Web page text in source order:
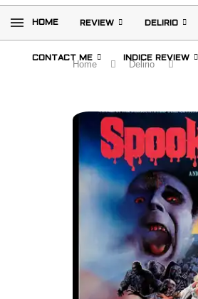
HOME REVIEW DELIRIO
CONTACT ME INDICE REVIEW
Home
Delirio